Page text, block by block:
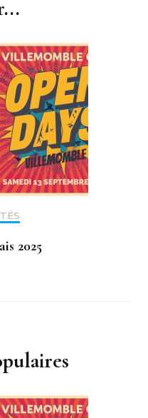
2025